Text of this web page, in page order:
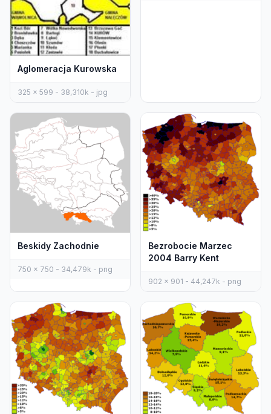
Aglomeracja Kurowska
325 x 599 - 38,310k - jpg
Beskidy Zachodnie
750 x 750 - 34,479k - png
Bezrobocie Marzec
2004 Barry Kent
902 x 901 - 44,247k - png